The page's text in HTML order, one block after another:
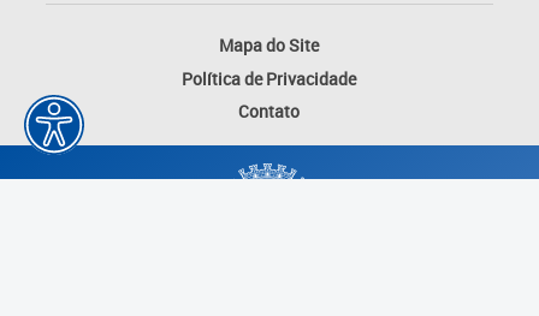
Mapa do Site
Política de Privacidade
Contato